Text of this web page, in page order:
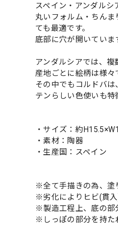
スペイン・アンダルシ
丸いフォルム・ちん
ても最適です。
底部に穴が開いていま
アンダルシアでは、複
産地ごとに絵柄は様々
その中でもコルドバ
テンらしい色使いも特
・サイズ：約
・素材：陶器
・生産国：スペイン
※全て手描きの為、塗
※劣化によりヒビ(貫入
※製造工程上、底の部
※しっぽの部分を持た